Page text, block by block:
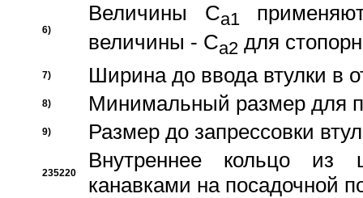
6)
Величины Ca1
величины - Ca2 для
7) Ширина до ввода втулки в
8) Минимальный размер для
9) Размер до запрессовки
235220
Внутреннее кольцо из
канавками на посадочной